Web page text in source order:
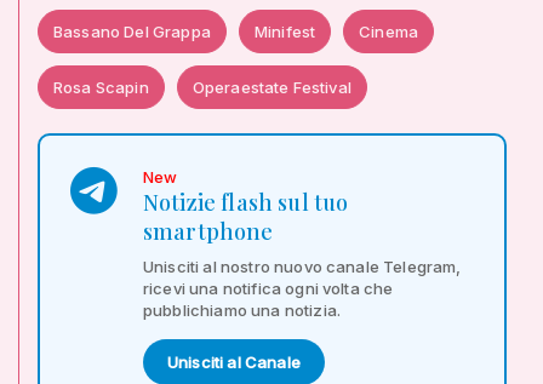
Bassano Del Grappa Minifest Cinema
Rosa Scapin Operaestate Festival
New
Notizie flash sul tuo
smartphone
Unisciti al nostro nuovo canale Telegram,
ricevi una notifica ogni volta che
pubblichiamo una notizia.
Unisciti al Canale